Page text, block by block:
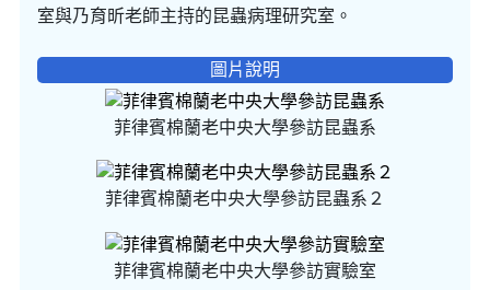
室與乃育昕老師主持的昆蟲病理研究室。
圖片說明
菲律賓棉蘭老中央大學參訪昆蟲系
菲律賓棉蘭老中央大學參訪昆蟲系２
菲律賓棉蘭老中央大學參訪實驗室